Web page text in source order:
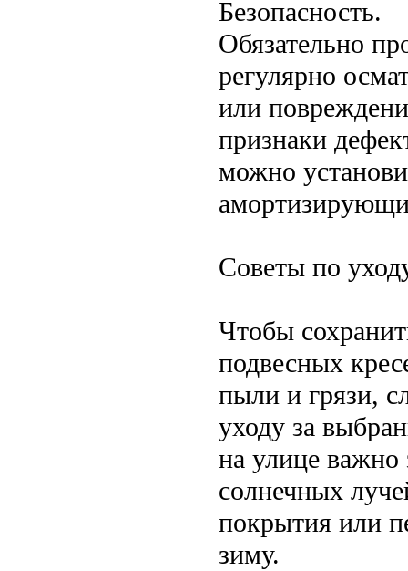
Безопасность.
Обязательно
регулярно
или
признаки
можно
Советы по
Чтобы
подвесных
пыли и грязи,
уходу за
на улице
солнечных
покрытия или
зиму.